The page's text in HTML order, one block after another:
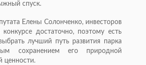
спуск.
Елены Солонченко, инвесторов
достаточно, поэтому есть
лучший путь развития парка
сохранением его природной
ценности.